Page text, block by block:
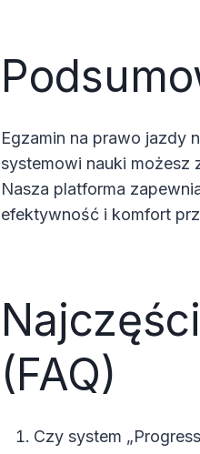
Egzamin na prawo jazdy
systemowi nauki możesz
Nasza platforma
efektywność i komfort
(FAQ)
Czy system